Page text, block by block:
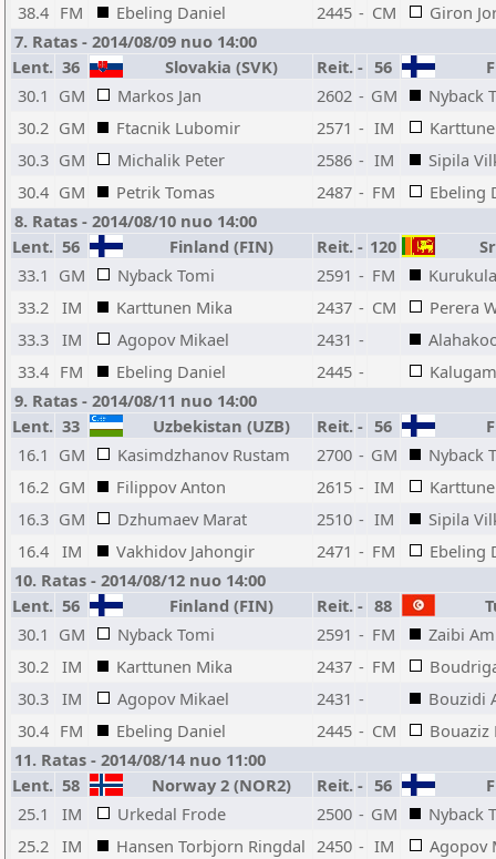
38.4 FM Ebeling Daniel 2445 - CM
Giron
7. Ratas - 2014/08/09 nuo 14:00
Lent. 36 Slovakia (SVK) Reit. - 56
30.1 GM Markos Jan 2602 - GM
Nyback
30.2 GM Ftacnik Lubomir 2571 - IM
30.3 GM Michalik Peter 2586 - IM
Sipila
30.4 GM Petrik Tomas 2487 - FM
Ebeling
8. Ratas - 2014/08/10 nuo 14:00
Lent. 56 Finland (FIN) Reit. - 120
33.1 GM Nyback Tomi 2591 - FM
33.2 IM Karttunen Mika 2437 - CM
Perera
33.3 IM Agopov Mikael 2431 -
33.4 FM Ebeling Daniel 2445 -
9. Ratas - 2014/08/11 nuo 14:00
Lent. 33 Uzbekistan (UZB) Reit. - 56
16.1 GM Kasimdzhanov Rustam 2700 - GM
Nyback
16.2 GM Filippov Anton 2615 - IM
16.3 GM Dzhumaev Marat 2510 - IM
Sipila
16.4 IM Vakhidov Jahongir 2471 - FM
Ebeling
10. Ratas - 2014/08/12 nuo 14:00
Lent. 56 Finland (FIN) Reit. - 88
30.1 GM Nyback Tomi 2591 - FM
Zaibi
30.2 IM Karttunen Mika 2437 - FM
30.3 IM Agopov Mikael 2431 -
Bouzidi
30.4 FM Ebeling Daniel 2445 - CM
Bouaziz
11. Ratas - 2014/08/14 nuo 11:00
Lent. 58 Norway 2 (NOR2) Reit. - 56
25.1
IM Urkedal Frode 2500 - GM
Nyback
25.2 IM Hansen Torbjorn Ringdal 2450 - IM
Agopov